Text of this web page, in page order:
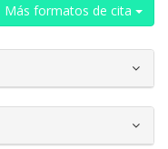
Más formatos de cita